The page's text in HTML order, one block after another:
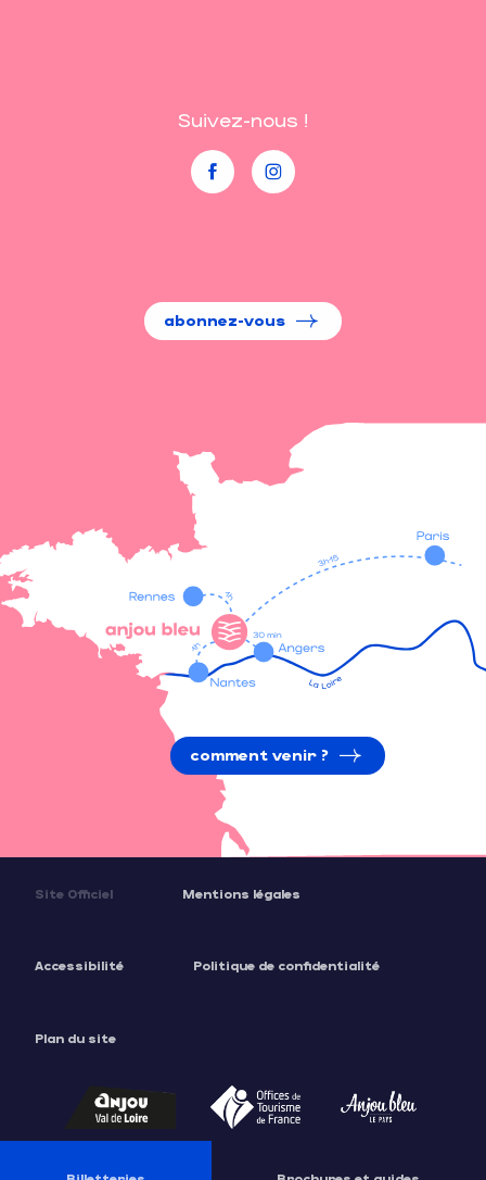
Suivez-nous !
abonnez-vous
comment venir ?
Site Officiel Mentions légales
Accessibilité Politique de confidentialité
Plan du site